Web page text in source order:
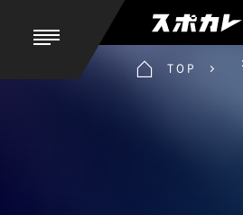
TOP